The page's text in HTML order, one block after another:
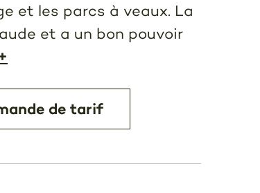
et les parcs à veaux. La
et a un bon pouvoir
de tarif